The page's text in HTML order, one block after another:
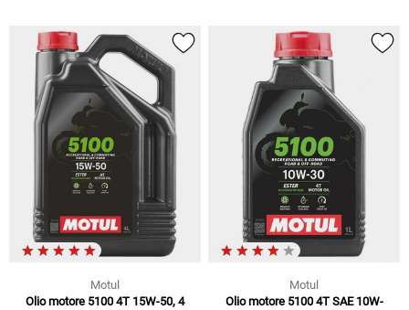
Motul
Olio motore 5100 4T 15W-50, 4
Motul
Olio motore 5100 4T SAE 10W-